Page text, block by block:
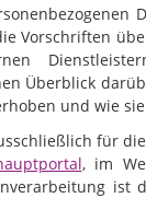
Vorschriften
Überblick
und wie
für
, im